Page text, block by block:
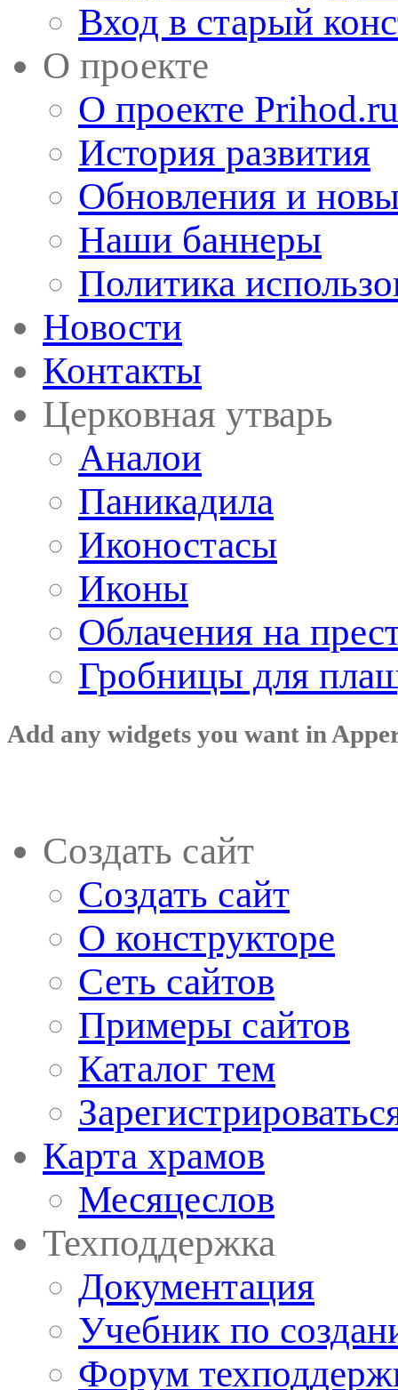
Вход в старый
О проекте
О проекте Prihod.ru
История развития
Обновления и
Наши баннеры
Политика
Новости
Контакты
Церковная утварь
Аналои
Паникадила
Иконостасы
Иконы
Облачения на
Гробницы для
Add any widgets you want in
Создать сайт
Создать сайт
О конструкторе
Сеть сайтов
Примеры сайтов
Каталог тем
Карта храмов
Месяцеслов
Техподдержка
Документация
Учебник по
Форум